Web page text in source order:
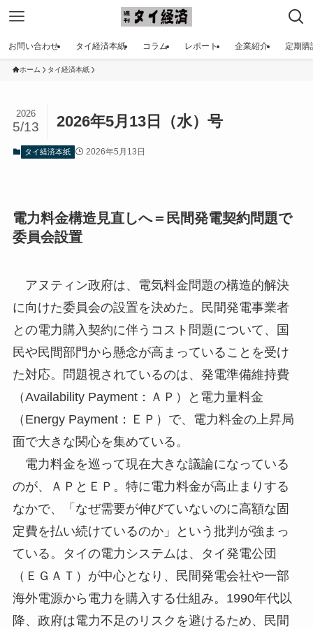
お問い合わせ タイ経済本紙 コラム レポート 企業紹介 定期購
ホーム タイ経済本紙
2026年5月13日（水）号
2026
5/13
タイ経済本紙 2026年5月13日
電力料金構造見直しへ＝民間発電契約問題で
委員会設置
アヌティン政府は、電気料金問題の構造的解決
に向けた委員会の設置を決めた。民間発電事業者
との電力購入契約に伴うコスト問題について、国
民や民間部門から懸念が高まっていることを受け
た対応。問題視されているのは、発電準備維持費
（Availability Payment：ＡＰ）と電力量料金
（Energy Payment：ＥＰ）で、電力料金の上昇局
面で大きな関心を集めている。
電力料金を巡って現在大きな議論になっている
のが、ＡＰとＥＰ。特に電力料金が高止まりする
なかで、「なぜ需要が伸びていないのに高額な固
定費を払い続けているのか」という批判が強まっ
ている。タイの電力システムは、タイ発電公団
（ＥＧＡＴ）が中心となり、民間発電会社や一部
海外電源から電力を購入する仕組み。1990年代以
降、政府は電力不足のリスクを避けるため、民間